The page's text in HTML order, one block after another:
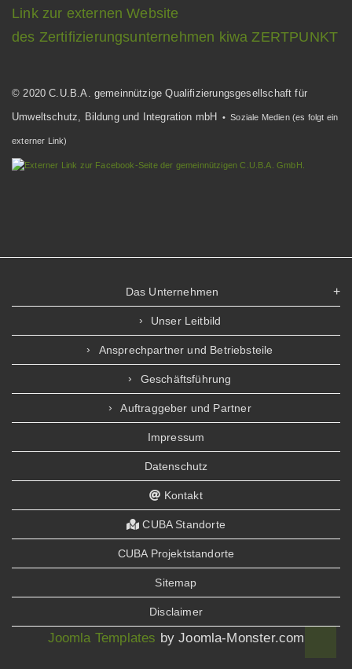
Link zur externen Website
des Zertifizierungsunternehmen kiwa ZERTPUNKT
© 2020 C.U.B.A. gemeinnützige Qualifizierungsgesellschaft für
Umweltschutz, Bildung und Integration mbH
• Soziale Medien (es folgt ein
externer Link)
Das Unternehmen
Unser Leitbild
Ansprechpartner und Betriebsteile
Geschäftsführung
Auftraggeber und Partner
Impressum
Datenschutz
Kontakt
CUBA Standorte
CUBA Projektstandorte
Sitemap
Disclaimer
Joomla Templates by Joomla-Monster.com